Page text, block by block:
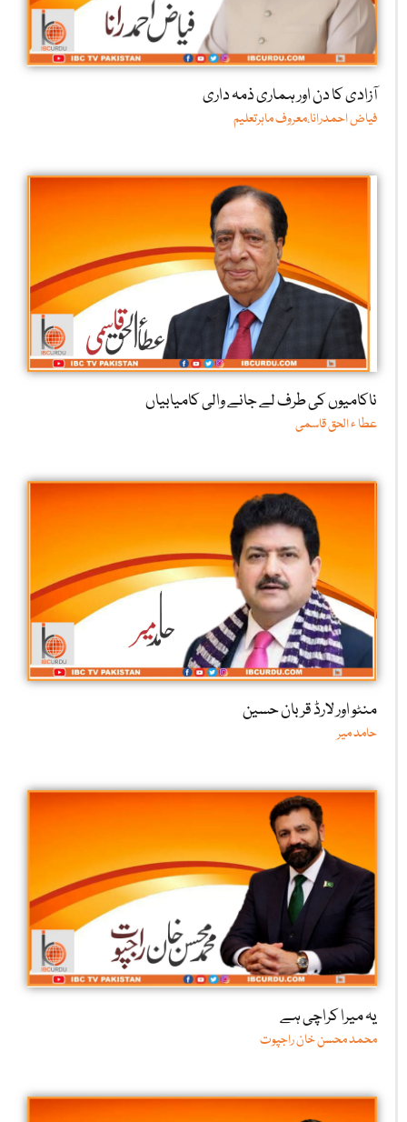
آزادی کا دن اور ہماری ذمہ داری
فیاض احمدرانا،معروف ماہرتعلیم
ناکامیوں کی طرف لے جانے والی کامیابیاں
عطا ء الحق قاسمی
منٹو اور لارڈ قربان حسین
حامد میر
یہ میرا کراچی ہے
محمد محسن خان راجپوت